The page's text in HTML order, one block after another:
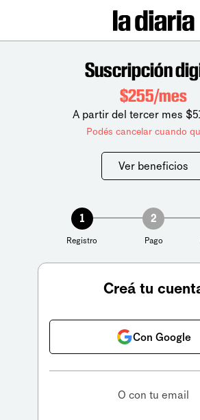
Suscripción
$255/mes
A partir del tercer mes
Podés cancelar cuando
Ver beneficios
1
Registro
2
Pago
Creá tu
Con Google
O con tu email